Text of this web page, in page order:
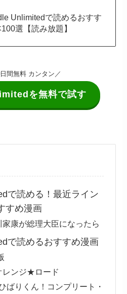
Unlimitedで読めるおすす
選【読み放題】
間無料 カンタン／
を無料で試す
で読める！最近ライン
すめ漫画
家康が総理大臣になったら
で読めるおすすめ漫画
レンジ★ロード
ばりくん！コンプリート・